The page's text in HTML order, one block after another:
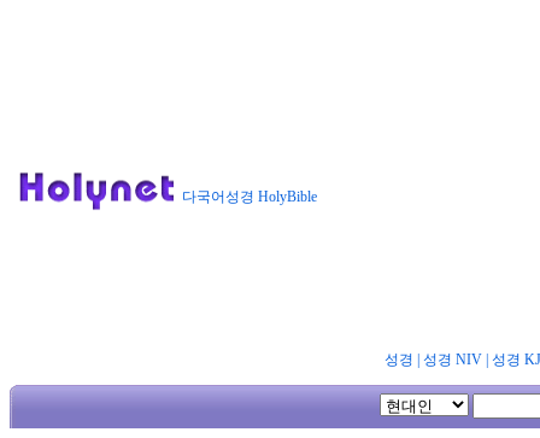
다국어성경 HolyBible
성경 성경 NIV| 성경